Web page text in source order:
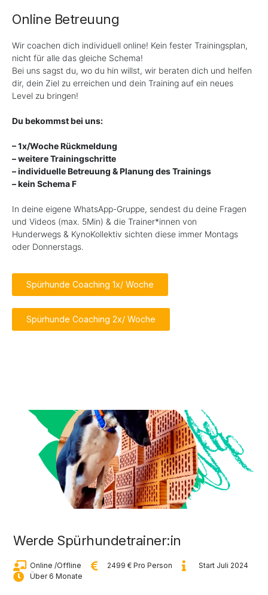
Online Betreuung
Wir coachen dich individuell online! Kein fester Trainingsplan,
nicht für alle das gleiche Schema!
Bei uns sagst du, wo du hin willst, wir beraten dich und helfen
dir, dein Ziel zu erreichen und dein Training auf ein neues
Level zu bringen!
Du bekommst bei uns:
– 1x/Woche Rückmeldung
– weitere Trainingschritte
– individuelle Betreuung & Planung des Trainings
– kein Schema F
In deine eigene WhatsApp-Gruppe, sendest du deine Fragen
und Videos (max. 5Min) & die Trainer*innen von
Hunderwegs & KynoKollektiv sichten diese immer Montags
oder Donnerstags.
Spürhunde Coaching 1x/ Woche
Spürhunde Coaching 2x/ Woche
Werde Spürhundetrainer:in
Online /Offline 2499 € Pro Person
Start Juli 2024
Über 6 Monate